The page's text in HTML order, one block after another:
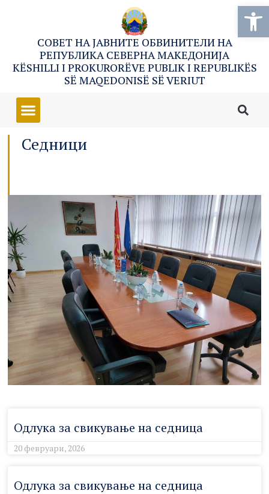
СОВЕТ НА ЈАВНИТЕ ОБВИНИТЕЛИ НА
РЕПУБЛИКА СЕВЕРНА МАКЕДОНИЈА
KËSHILLI I PROKURORËVE PUBLIK I REPUBLIKËS
SË MAQEDONISË SË VERIUT
Седници
Одлука за свикување на седница
20 февруари, 2026
Одлука за свикување на седница